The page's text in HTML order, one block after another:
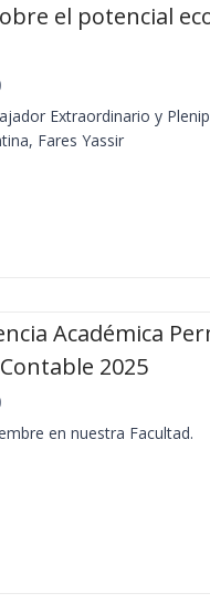
el potencial
Extraordinario y
Fares Yassir
Académica
2025
en nuestra Facultad.